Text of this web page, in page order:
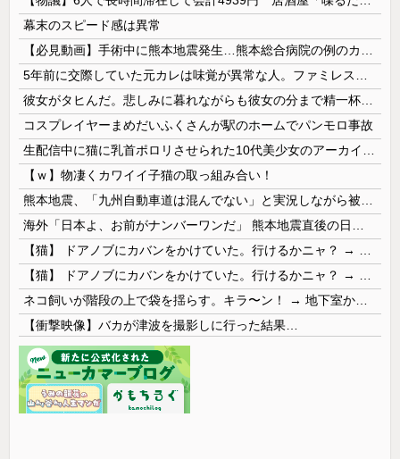
幕末のスピード感は異常
コスプレイヤーまめだいふくさんが駅のホームでパンモロ事故
【ｗ】物凄くカワイイ子猫の取っ組み合い！
【衝撃映像】バカが津波を撮影しに行った結果…